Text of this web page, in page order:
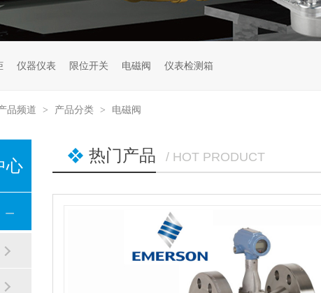
仪器仪表 限位开关 电磁阀 仪表检测箱
品频道 > 产品分类 > 电磁阀
热门产品 / HOT PRODUCT
停机。
心